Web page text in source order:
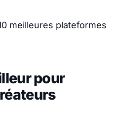
meilleures plateformes
pour